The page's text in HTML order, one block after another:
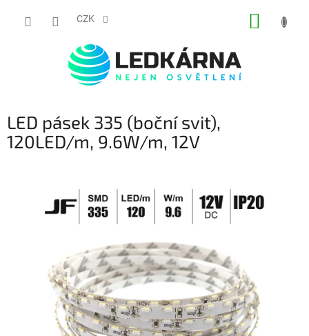
CZK
LED pásek 335 (boční svit),
120LED/m, 9.6W/m, 12V